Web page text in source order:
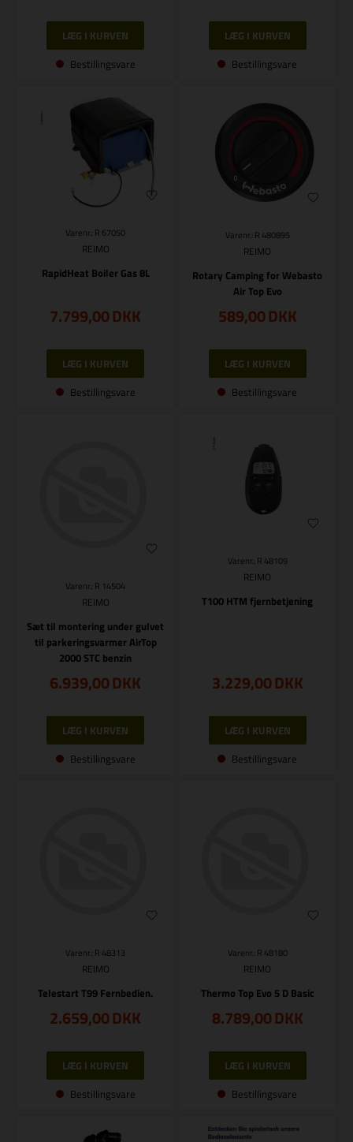
Bestillingsvare Bestillingsvare
Varenr.: R 67050
REIMO
RapidHeat Boiler Gas 8L
7.799,00DKK
Bestillingsvare
Varenr.: R 480895
REIMO
Rotary Camping for Webasto
Air Top Evo
589,00DKK
Bestillingsvare
Varenr.: R 14504
REIMO
Sæt til montering under gulvet
til parkeringsvarmer AirTop
2000 STC benzin
6.939,00DKK
Bestillingsvare
Varenr.: R 48109
REIMO
T100 HTM fjernbetjening
3.229,00DKK
Bestillingsvare
Varenr.: R 48313
REIMO
Telestart T99 Fernbedien.
2.659,00DKK
Bestillingsvare
Varenr.: R 48180
REIMO
Thermo Top Evo 5 D Basic
8.789,00DKK
Bestillingsvare